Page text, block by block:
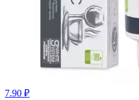
7.90 ₽